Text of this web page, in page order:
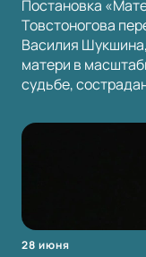
Постановка
Товстоногова
Василия
матери в
судьбе,
28 июня